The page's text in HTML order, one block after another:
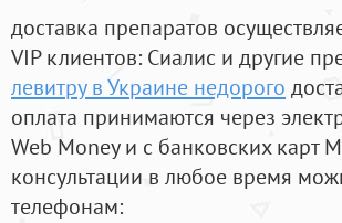
доставка препаратов
VIP клиентов: Сиалис и другие
левитру в Украине недорого
оплата принимаются через
Web Money и с банковских карт
консультации в любое время
телефонам: